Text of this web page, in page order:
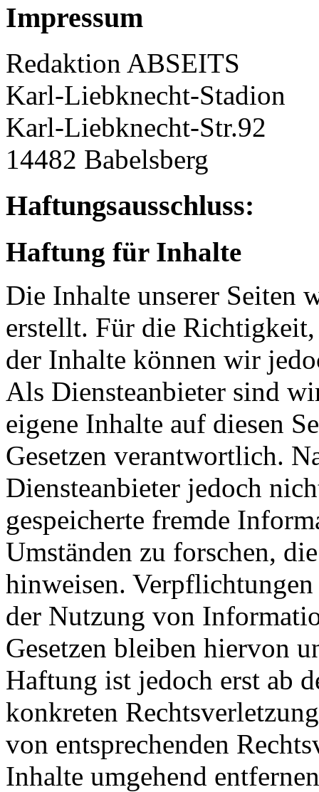
Impressum
Redaktion ABSEITS
Karl-Liebknecht-Stadion
Karl-Liebknecht-Str.92
14482 Babelsberg
Haftungsausschluss:
Haftung für Inhalte
Die Inhalte unserer Seiten
erstellt. Für die
der Inhalte können wir
Als Diensteanbieter sind
eigene Inhalte auf diesen
Gesetzen verantwortlich.
Diensteanbieter jedoch
gespeicherte fremde
Umständen zu forschen,
hinweisen.
der Nutzung von
Gesetzen bleiben hiervon
Haftung ist jedoch erst ab
konkreten
von entsprechenden
Inhalte umgehend